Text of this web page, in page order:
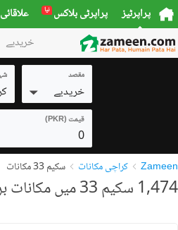
پراپرٹیز پراپرٹی بلاکس نیا
خریدیے
مقصد
خریدیے
قیمت (PKR)
0
Zameen کراچی مکانات سکیم 33 مکانات
1,474 سکیم 33 میں مکانات برائے فروخت